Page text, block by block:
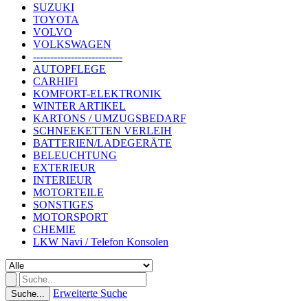
SUZUKI
TOYOTA
VOLVO
VOLKSWAGEN
--------------------------
AUTOPFLEGE
CARHIFI
KOMFORT-ELEKTRONIK
WINTER ARTIKEL
KARTONS / UMZUGSBEDARF
SCHNEEKETTEN VERLEIH
BATTERIEN/LADEGERÄTE
BELEUCHTUNG
EXTERIEUR
INTERIEUR
MOTORTEILE
SONSTIGES
MOTORSPORT
CHEMIE
LKW Navi / Telefon Konsolen
Suche... Erweiterte Suche